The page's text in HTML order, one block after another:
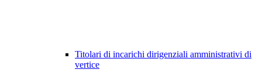
Titolari di incarichi dirigenziali amministrativi di
vertice